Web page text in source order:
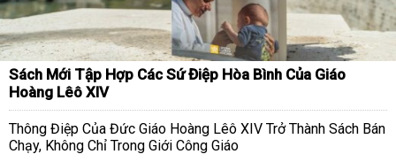
Sách Mới Tập Hợp Các Sứ Điệp Hòa Bình Của Giáo
Hoàng Lêô XIV
Thông Điệp Của Đức Giáo Hoàng Lêô XIV Trở Thành Sách Bán
Chạy, Không Chỉ Trong Giới Công Giáo